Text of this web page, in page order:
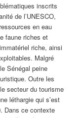
inscrits
de l’UNESCO,
en eau
faune riches et
riche, ainsi
Malgré
Sénégal peine
Outre les
secteur du tourisme
léthargie qui s’est
Dans ce contexte